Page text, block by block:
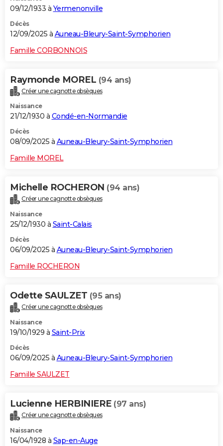
09/12/1933 à Yermenonville
Décès
12/09/2025 à Auneau-Bleury-Saint-Symphorien
Famille CORBONNOIS
Raymonde MOREL (94 ans)
Créer une cagnotte obsèques
Naissance
21/12/1930 à Condé-en-Normandie
Décès
08/09/2025 à Auneau-Bleury-Saint-Symphorien
Famille MOREL
Michelle ROCHERON (94 ans)
Créer une cagnotte obsèques
Naissance
25/12/1930 à Saint-Calais
Décès
06/09/2025 à Auneau-Bleury-Saint-Symphorien
Famille ROCHERON
Odette SAULZET (95 ans)
Créer une cagnotte obsèques
Naissance
19/10/1929 à Saint-Prix
Décès
06/09/2025 à Auneau-Bleury-Saint-Symphorien
Famille SAULZET
Lucienne HERBINIERE (97 ans)
Créer une cagnotte obsèques
Naissance
16/04/1928 à Sap-en-Auge